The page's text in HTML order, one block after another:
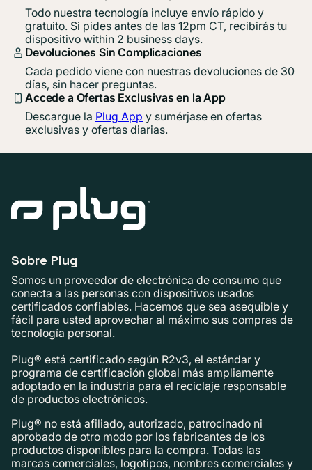
Todo nuestra tecnología incluye envío rápido y
gratuito. Si pides antes de las 12pm CT, recibirás tu
dispositivo within 2 business days.
Devoluciones Sin Complicaciones
Cada pedido viene con nuestras devoluciones de 30
días, sin hacer preguntas.
Accede a Ofertas Exclusivas en la App
Descargue la Plug App y sumérjase en ofertas
exclusivas y ofertas diarias.
Sobre Plug
Somos un proveedor de electrónica de consumo que
conecta a las personas con dispositivos usados ​​
certificados confiables. Hacemos que sea asequible y
fácil para usted aprovechar al máximo sus compras de
tecnología personal.
Plug® está certificado según R2v3, el estándar y
programa de certificación global más ampliamente
adoptado en la industria para el reciclaje responsable
de productos electrónicos.
Plug® no está afiliado, autorizado, patrocinado ni
aprobado de otro modo por los fabricantes de los
productos disponibles para la compra. Todas las
marcas comerciales, logotipos, nombres comerciales y